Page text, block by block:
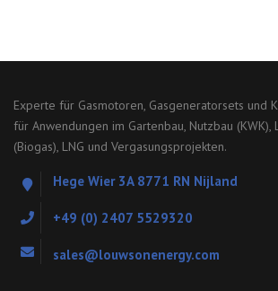
Experte für Gasmotoren, Gasgeneratorsets und
für Anwendungen im Gartenbau, Nutzbau (KWK),
(Biogas), LNG und Vergasungsprojekten.
Hege Wier 3A 8771 RN Nijland
+49 (0) 2407 5529320
sales@louwsonenergy.com